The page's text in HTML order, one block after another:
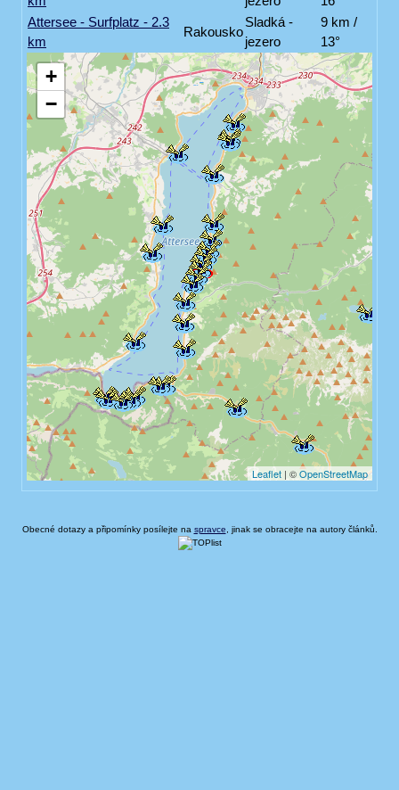
Attersee - Surfplatz - 2.3
km
Rakousko
Sladká -
jezero
9 km /
13°
Obecné dotazy a připomínky posílejte na spravce , jinak se obracejte na autory článků.